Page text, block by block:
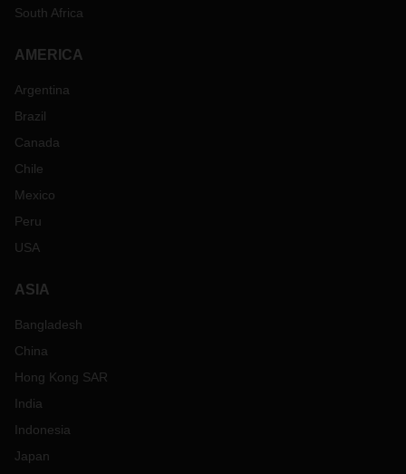
South Africa
AMERICA
Argentina
Brazil
Canada
Chile
Mexico
Peru
USA
ASIA
Bangladesh
China
Hong Kong SAR
India
Indonesia
Japan